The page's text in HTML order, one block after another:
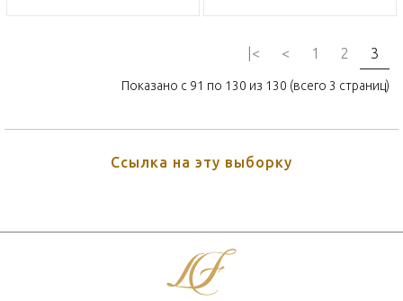
|< < 1 2 3
Показано с 91 по 130 из 130 (всего 3 страниц)
Ссылка на эту выборку